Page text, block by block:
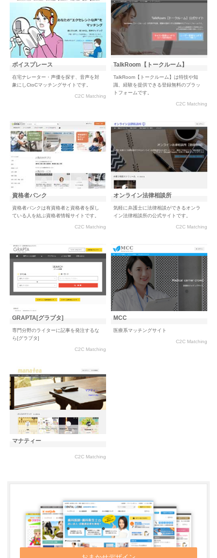
ボイスプレース
在宅ナレーター・声優を探す、音声を対
象にしCtoCマッチングサイトです。
C2C Matching
TalkRoom【トークルーム】
TalkRoom【トークルーム】は特技や知
識、経験を提供できる登録無料のプラッ
トフォームです。
C2C Matching
資格者バンク
資格者バンクは有資格者と資格者を探し
ている人を結ぶ資格者情報サイトです。
C2C Matching
オンライン法律相談所
気軽に弁護士に法律相談ができるオンラ
イン法律相談所の公式サイトです。
C2C Matching
GRAPTA[グラプタ]
専門分野のライターに記事を発注するな
ら[グラプタ]
C2C Matching
MCC
医療系マッチングサイト
C2C Matching
マナティー
C2C Matching